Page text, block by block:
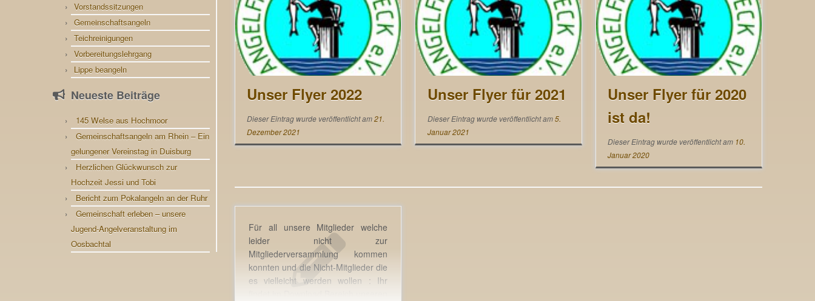
Vorstandssitzungen
Gemeinschaftsangeln
Teichreinigungen
Vorbereitungslehrgang
Lippe beangeln
Neueste Beiträge
145 Welse aus Hochmoor
Gemeinschaftsangeln am Rhein – Ein
gelungener Vereinstag in Duisburg
Herzlichen Glückwunsch zur
Hochzeit Jessi und Tobi
Bericht zum Pokalangeln an der Ruhr
Gemeinschaft erleben – unsere
Jugend-Angelveranstaltung im
Oosbachtal
Unser Flyer 2022
Dieser Eintrag wurde veröffentlicht am21.
Dezember 2021
Unser Flyer für 2021
Dieser Eintrag wurde veröffentlicht am5.
Januar 2021
Unser Flyer für 2020
ist da!
Dieser Eintrag wurde veröffentlicht am 10.
Januar 2020
Für all unsere Mitglieder welche
leider nicht zur
Mitgliederversammlung kommen
konnten und die Nicht-Mitglieder die
es vielleicht werden wollen : Ihr